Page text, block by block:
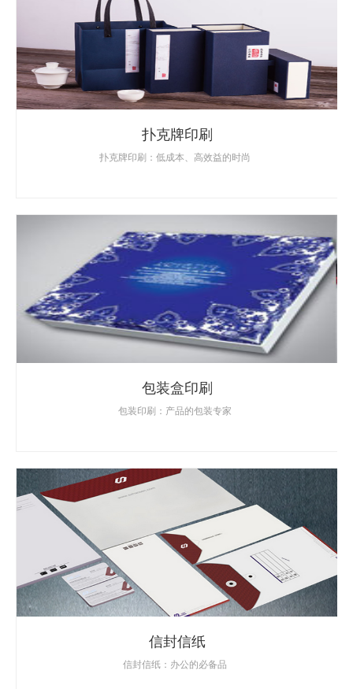
扑克牌印刷
扑克牌印刷：低成本、高效益的时尚
包装盒印刷
包装印刷：产品的包装专家
信封信纸
信封信纸：办公的必备品